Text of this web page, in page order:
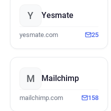
Y Yesmate
yesmate.com 25
M Mailchimp
mailchimp.com 158